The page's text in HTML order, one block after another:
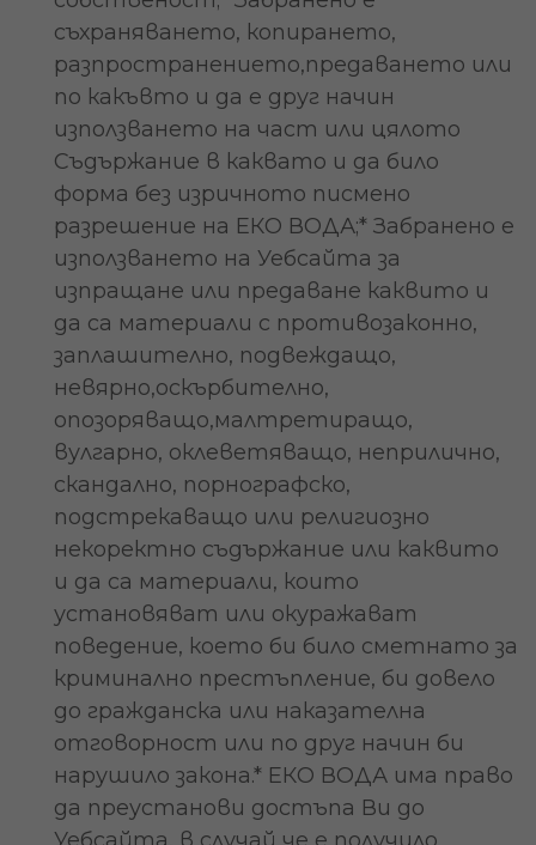
съхраняването, копирането,
разпространението,предаването или
по какъвто и да е друг начин
използването на част или цялото
Съдържание в каквато и да било
форма без изричното писмено
разрешение на ЕКО ВОДА;* Забранено е
използването на Уебсайта за
изпращане или предаване каквито и
да са материали с противозаконно,
заплашително, подвеждащо,
невярно,оскърбително,
опозоряващо,малтретиращо,
вулгарно, оклеветяващо, неприлично,
скандално, порнографско,
подстрекаващо или религиозно
некоректно съдържание или каквито
и да са материали, които
установяват или окуражават
поведение, което би било сметнато за
криминално престъпление, би довело
до гражданска или наказателна
отговорност или по друг начин би
нарушило закона.* ЕКО ВОДА има право
да преустанови достъпа Ви до